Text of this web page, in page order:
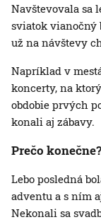
Navštevovala sa
sviatok vianočný
už na návštevy
Napríklad v
koncerty, na
obdobie prvých
konali aj zábavy.
Prečo konečne?
Lebo posledná
adventu a s ním
Nekonali sa